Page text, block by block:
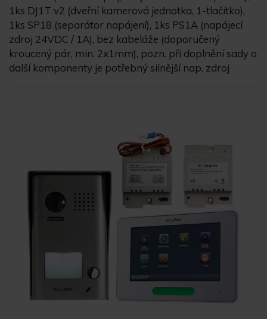
1ks DJ1T v2 (dveřní kamerová jednotka, 1-tlačítko),
1ks SP18 (separátor napájení), 1ks PS1A (napájecí
zdroj 24VDC / 1A), bez kabeláže (doporučený
kroucený pár, min. 2x1mm), pozn. při doplnění sady o
další komponenty je potřebný silnější nap. zdroj